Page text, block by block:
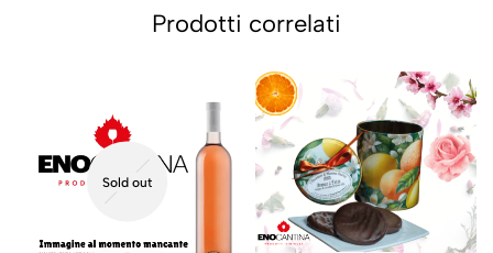
Prodotti correlati
Sold out